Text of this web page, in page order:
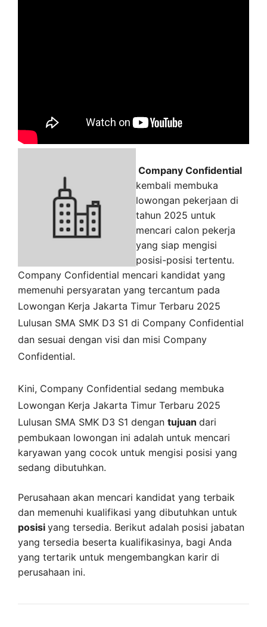
Company Confidential
kembali membuka
lowongan pekerjaan di
tahun 2025 untuk
mencari calon pekerja
yang siap mengisi
posisi-posisi tertentu.
Company Confidential mencari kandidat yang
memenuhi persyaratan yang tercantum pada
Lowongan Kerja Jakarta Timur Terbaru 2025
Lulusan SMA SMK D3 S1 di Company Confidential
dan sesuai dengan visi dan misi Company
Confidential.
Kini, Company Confidential sedang membuka
Lowongan Kerja Jakarta Timur Terbaru 2025
Lulusan SMA SMK D3 S1 dengan tujuan dari
pembukaan lowongan ini adalah untuk mencari
karyawan yang cocok untuk mengisi posisi yang
sedang dibutuhkan.
Perusahaan akan mencari kandidat yang terbaik
dan memenuhi kualifikasi yang dibutuhkan untuk
posisi yang tersedia. Berikut adalah posisi jabatan
yang tersedia beserta kualifikasinya, bagi Anda
yang tertarik untuk mengembangkan karir di
perusahaan ini.